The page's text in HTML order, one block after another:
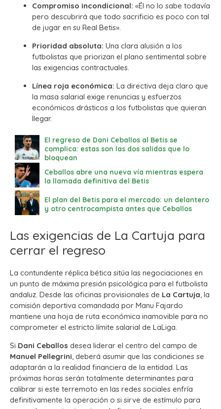
Compromiso incondicional: «Él no lo sabe todavía
pero descubrirá que todo sacrificio es poco con tal
de jugar en su Real Betis».
Prioridad absoluta: Una clara alusión a los
futbolistas que priorizan el plano sentimental sobre
las exigencias contractuales.
Línea roja económica: La directiva deja claro que
la masa salarial exige renuncias y esfuerzos
económicos drásticos a los futbolistas que quieran
llegar.
El regreso de Dani Ceballos al Betis se
complica: estas son las dos salidas que lo
bloquean
Ceballos abre una nueva vía mientras espera
la llamada definitiva del Betis
El plan del Betis para el mercado: un delantero
y otro centrocampista antes que Ceballos
Las exigencias de La Cartuja para
cerrar el regreso
La contundente réplica bética sitúa las negociaciones en
un punto de máxima presión psicológica para el futbolista
andaluz. Desde las oficinas provisionales de La Cartuja, la
comisión deportiva comandada por Manu Fajardo
mantiene una hoja de ruta económica inamovible para no
comprometer el estricto límite salarial de LaLiga.
Si Dani Ceballos desea liderar el centro del campo de
Manuel Pellegrini, deberá asumir que las condiciones se
adaptarán a la realidad financiera de la entidad. Las
próximas horas serán totalmente determinantes para
calibrar si este terremoto en las redes sociales enfría
definitivamente la operación o si sirve de estímulo para